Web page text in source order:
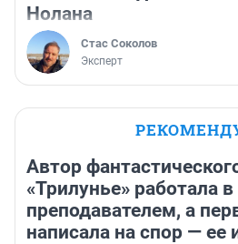
Нолана
Стас Соколов
Эксперт
Автор
«Трилунье» работала
преподавателем, а
написала на спор — ее